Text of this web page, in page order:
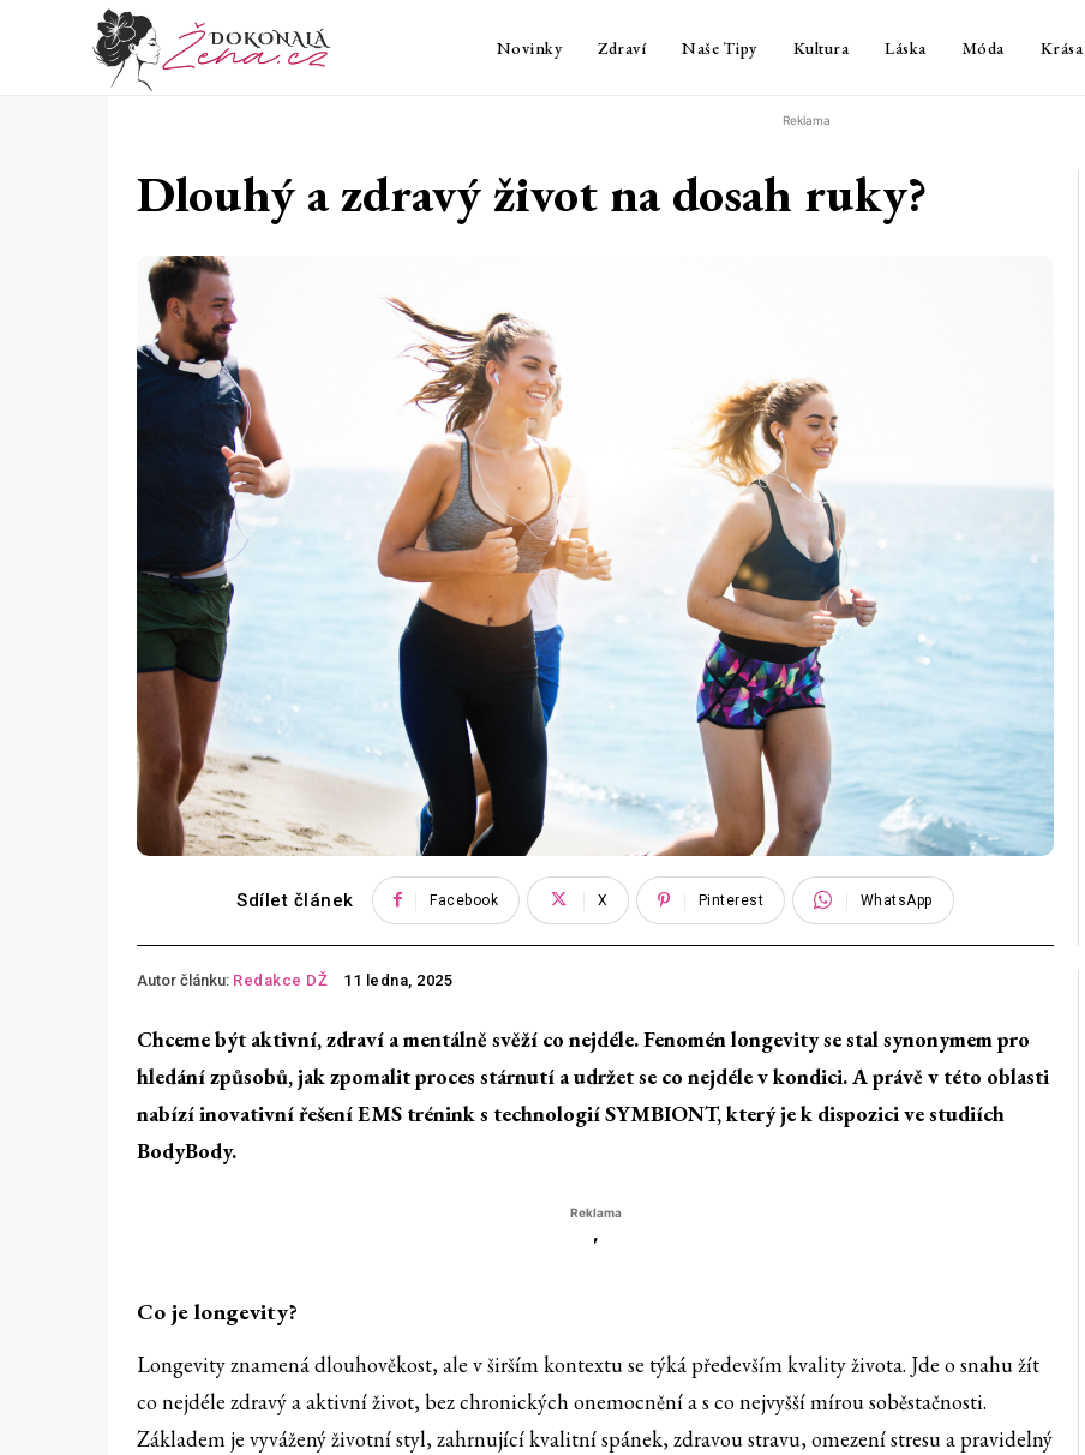
Novinky Zdraví Naše Tipy Kultura Láska Móda Krása
Reklama
Dlouhý a zdravý život na dosah ruky?
Sdílet článek Facebook X Pinterest WhatsApp
Autor článku: Redakce DŽ 11 ledna, 2025
Chceme být aktivní, zdraví a mentálně svěží co nejdéle. Fenomén longevity se stal synonymem pro
hledání způsobů, jak zpomalit proces stárnutí a udržet se co nejdéle v kondici. A právě v této oblasti
nabízí inovativní řešení EMS trénink s technologií SYMBIONT, který je k dispozici ve studiích
BodyBody.
Reklama
'
Co je longevity?
Longevity znamená dlouhověkost, ale v širším kontextu se týká především kvality života. Jde o snahu žít
co nejdéle zdravý a aktivní život, bez chronických onemocnění a s co nejvyšší mírou soběstačnosti.
Základem je vyvážený životní styl, zahrnující kvalitní spánek, zdravou stravu, omezení stresu a pravidelný